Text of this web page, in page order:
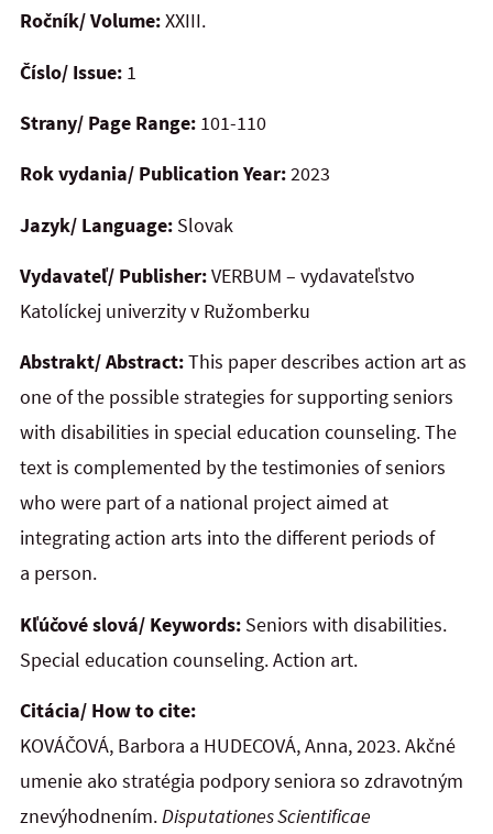
Ročník/ Volume:XXIII.
Číslo/ Issue: 1
Strany/ Page Range: 101-110
Rok vydania/ Publication Year:2023
Jazyk/ Language: Slovak
Vydavateľ/ Publisher:VERBUM – vydavateľstvo
Katolíckej univerzity v Ružomberku
Abstrakt/ Abstract:This paper describes action art as
one of the possible strategies for supporting seniors
with disabilities in special education counseling. The
text is complemented by the testimonies of seniors
who were part of a national project aimed at
integrating action arts into the different periods of
a person.
Kľúčové slová/ Keywords: Seniors with disabilities.
Special education counseling. Action art.
Citácia/ How to cite:
KOVÁČOVÁ, Barbora a HUDECOVÁ, Anna, 2023. Akčné
umenie ako stratégia podpory seniora so zdravotným
znevýhodnením.Disputationes Scientificae